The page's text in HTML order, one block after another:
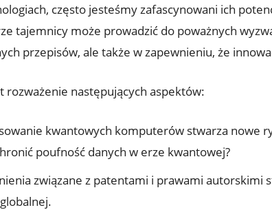
często jesteśmy zafascynowani ich
tajemnicy może prowadzić do poważnych
przepisów, ale także w zapewnieniu, że
następujących aspektów:
kwantowych komputerów stwarza nowe
poufność danych w erze kwantowej?
związane z patentami i prawami autorskimi